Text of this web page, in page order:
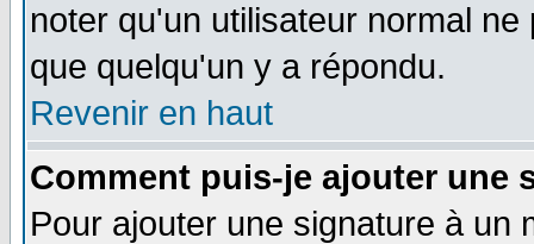
noter qu'un utilisateur normal
que quelqu'un y a répondu.
Revenir en haut
Comment puis-je ajouter une
Pour ajouter une signature à un